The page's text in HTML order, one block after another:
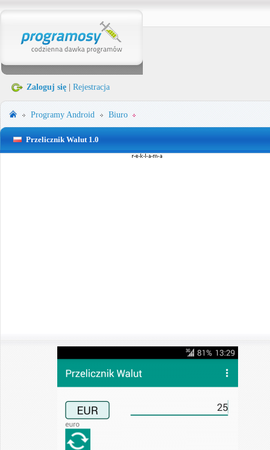
Zaloguj się Rejestracja
ProgramyAndroid Biuro
Przelicznik Walut 1.0